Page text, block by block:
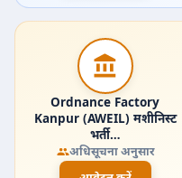
Ordnance Factory
Kanpur (AWEIL) मशीनिस्ट
भर्ती…
अधिसूचना अनुसार